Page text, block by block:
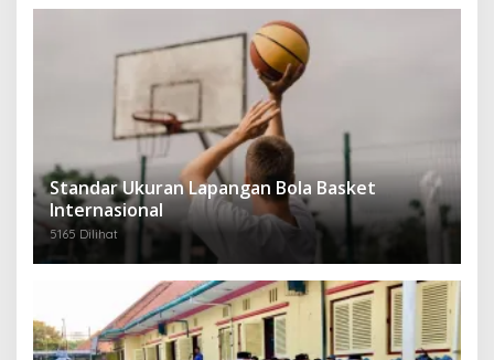
Standar Ukuran Lapangan Bola Basket
Internasional
5165 Dilihat